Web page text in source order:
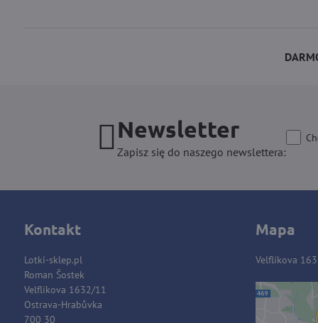
Newsletter
Zapisz się do naszego newslettera:
Kontakt
Lotki-sklep.pl
Roman Šostek
Velflíkova 1632/11
Ostrava-Hrabůvka
700 30
Mapa
Velflíkova